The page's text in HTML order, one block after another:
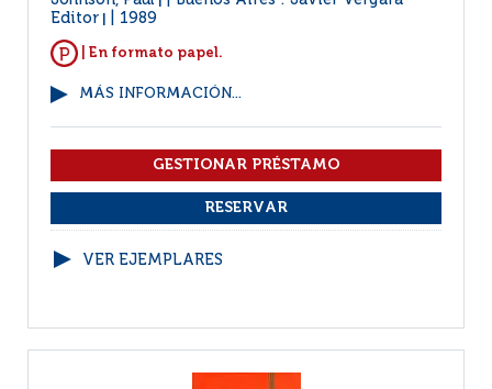
Editor
1989
| En formato papel.
MÁS INFORMACIÓN...
VER EJEMPLARES